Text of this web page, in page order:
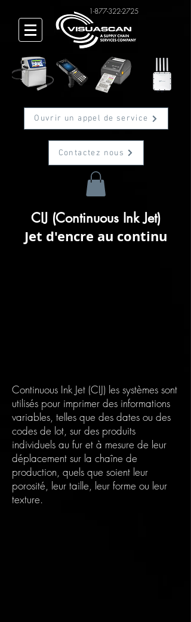
1-877-322-2725
Ouvrir un appel de service
Contactez nous
CIJ (Continuous Ink Jet)
Jet d'encre au continu
Continuous Ink Jet (CIJ) les systèmes sont
utilisés pour imprimer des informations
variables, telles que des dates ou des
codes de lot, sur des produits
individuels au fur et à mesure de leur
déplacement sur la chaîne de
production, quels que soient leur
porosité, leur taille, leur forme ou leur
texture.